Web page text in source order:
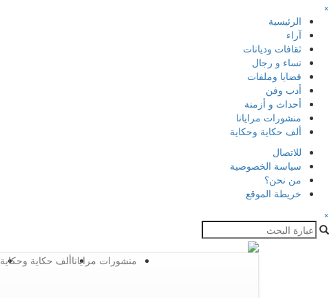
×
الرئيسية
آراء
ثقافات وديانات
نساء و رجال
قضايا وملفات
أدب وفن
أحداث و أزمنة
منشورات مرايانا
ألف حكاية وحكاية
للاتصال
سياسة الخصوصية
من نحن؟
خريطة الموقع
×
ألف حكاية وحكايةمنشورات مرايانا